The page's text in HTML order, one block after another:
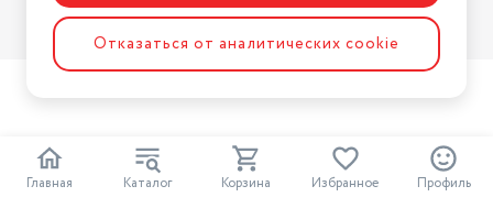
Главная Каталог Корзина Избранное Профиль
Разработка сайтаASTDESIGN
Отказаться от аналитических cookie